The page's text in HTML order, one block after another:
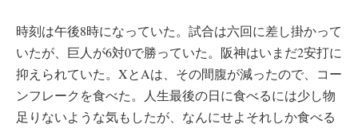
時刻は午後8時になっていた。試合は六回に差し掛かって
いたが、巨人が6対0で勝っていた。阪神はいまだ2安打に
抑えられていた。XとAは、その間腹が減ったので、コー
ンフレークを食べた。人生最後の日に食べるには少し物
足りないような気もしたが、なんにせよそれしか食べる